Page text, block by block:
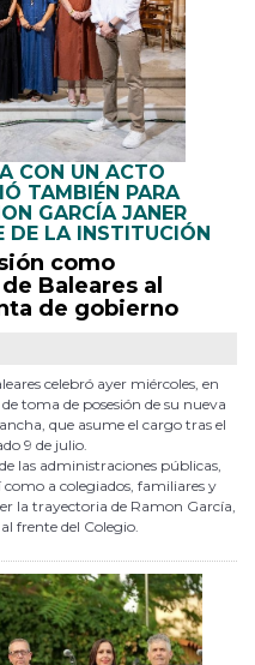
CON UN ACTO
TAMBIÉN PARA
GARCÍA JANER
DE LA INSTITUCIÓN
como
Baleares al
de gobierno
celebró ayer miércoles, en
toma de posesión de su nueva
que asume el cargo tras el
9 de julio.
las administraciones públicas,
como a colegiados, familiares y
la trayectoria de Ramon García,
frente del Colegio.